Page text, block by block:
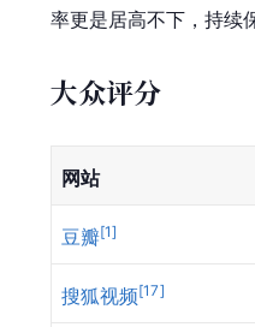
率更是居高不下，持续
大众评分
网站
豆瓣[1]
搜狐视频[17]